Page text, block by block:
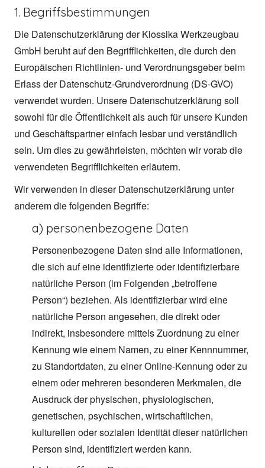
1. Begriffsbestimmungen
Die Datenschutzerklärung der Klossika Werkzeugbau
GmbH beruht auf den Begrifflichkeiten, die durch den
Europäischen Richtlinien- und Verordnungsgeber beim
Erlass der Datenschutz-Grundverordnung (DS-GVO)
verwendet wurden. Unsere Datenschutzerklärung soll
sowohl für die Öffentlichkeit als auch für unsere Kunden
und Geschäftspartner einfach lesbar und verständlich
sein. Um dies zu gewährleisten, möchten wir vorab die
verwendeten Begrifflichkeiten erläutern.
Wir verwenden in dieser Datenschutzerklärung unter
anderem die folgenden Begriffe:
a) personenbezogene Daten
Personenbezogene Daten sind alle Informationen,
die sich auf eine identifizierte oder identifizierbare
natürliche Person (im Folgenden „betroffene
Person“) beziehen. Als identifizierbar wird eine
natürliche Person angesehen, die direkt oder
indirekt, insbesondere mittels Zuordnung zu einer
Kennung wie einem Namen, zu einer Kennnummer,
zu Standortdaten, zu einer Online-Kennung oder zu
einem oder mehreren besonderen Merkmalen, die
Ausdruck der physischen, physiologischen,
genetischen, psychischen, wirtschaftlichen,
kulturellen oder sozialen Identität dieser natürlichen
Person sind, identifiziert werden kann.